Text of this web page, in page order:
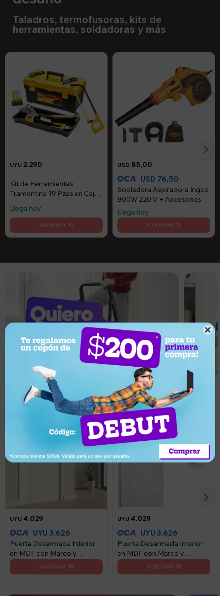

Taladros, termofusoras, kits de
herramientas, soldadoras y más
UYU 2.290
Kit de Herramientas
Tramontina 19 Pzas en Caja
Llega hoy
USD 85,00
USD 76,50
Sopladora Aspiradora Ingco
800W 220 V + Accesorios
Llega hoy
Puertas en varios diseños
UYU 4.029
UYU 3.626
Puerta Desarmada Interior
en MDF con Marco y
Cerradura Lumax - Blanca
Lisa Diseño Ankara Herraje
UYU 4.029
UYU 3.626
Puerta Desarmada Interior
en MDF con Marco y
Cerradura Lumax - Blanca
Lisa Diseño Ankara Herraje